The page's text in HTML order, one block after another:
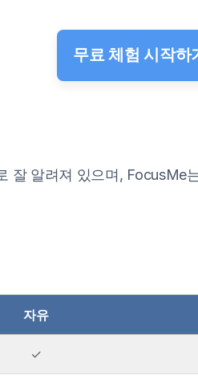
무료 체험 시작하
잘 알려져 있으며, FocusMe
자유
✓